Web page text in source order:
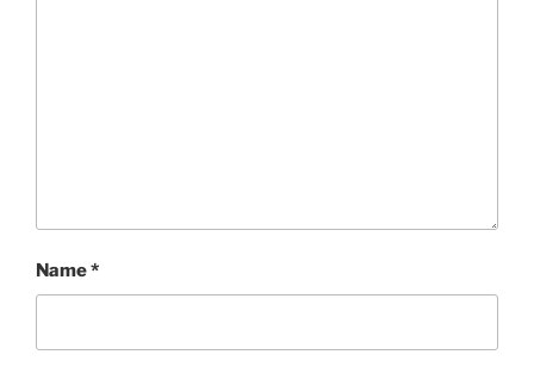
Name*